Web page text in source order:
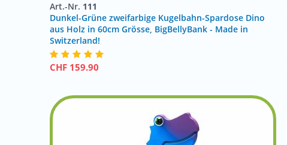
Art.-Nr. 111
Dunkel-Grüne zweifarbige Kugelbahn-Spardose Dino
aus Holz in 60cm Grösse, BigBellyBank - Made in
Switzerland!
CHF 159.90